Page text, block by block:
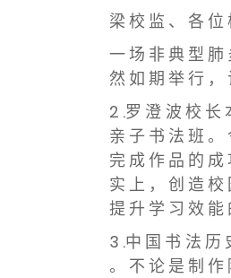
梁 校 监 、 各 位
一 场 非 典 型 肺
然 如 期 举 行 ，
2 .罗 澄 波 校 长
亲 子 书 法 班 。
完 成 作 品 的 成
实 上 ， 创 造 校
提 升 学 习 效 能
3 .中 国 书 法 历
。 不 论 是 制 作